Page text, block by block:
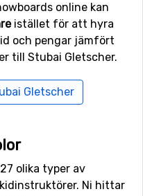
kommer man
avståndet mellan
är 31 kilometer.
kostnaden normalt
från skidorten).
online kan
istället för att hyra
och pengar jämfört
till Stubai Gletscher.
Gletscher
olika typer av
Ni hittar